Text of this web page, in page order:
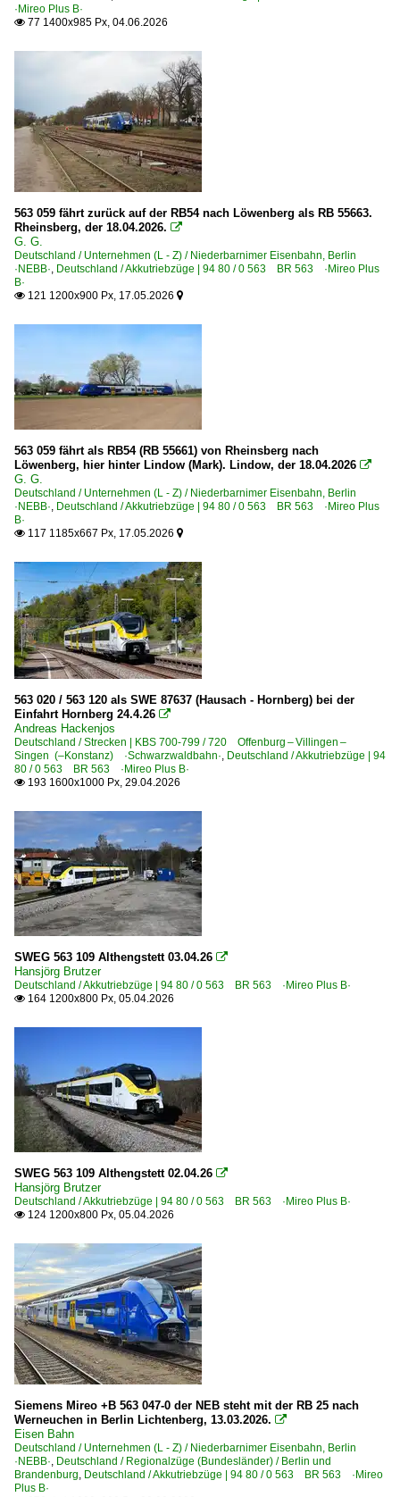
Niederbarnimer Eisenbahn, Berlin ·NEBB·
Südwestdeutsche Landesverkehrs-AG, Lahr ·SWEG·
·Mireo Plus B·
 77 1400x985 Px, 04.06.2026
563 059 fährt zurück auf der RB54 nach Löwenberg als RB 55663.
Rheinsberg, der 18.04.2026. 
G. G.
Deutschland / Unternehmen (L - Z) / Niederbarnimer Eisenbahn, Berlin
·NEBB·, Deutschland / Akkutriebzüge | 94 80 / 0 563 BR 563 ·Mireo Plus
B·
 121 1200x900 Px, 17.05.2026 
563 059 fährt als RB54 (RB 55661) von Rheinsberg nach
Löwenberg, hier hinter Lindow (Mark). Lindow, der 18.04.2026 
G. G.
Deutschland / Unternehmen (L - Z) / Niederbarnimer Eisenbahn, Berlin
·NEBB·, Deutschland / Akkutriebzüge | 94 80 / 0 563 BR 563 ·Mireo Plus
B·
 117 1185x667 Px, 17.05.2026 
563 020 / 563 120 als SWE 87637 (Hausach - Hornberg) bei der
Einfahrt Hornberg 24.4.26 
Andreas Hackenjos
Deutschland / Strecken | KBS 700-799 / 720 Offenburg – Villingen –
Singen (–Konstanz) ·Schwarzwaldbahn·, Deutschland / Akkutriebzüge | 94
80 / 0 563 BR 563 ·Mireo Plus B·
 193 1600x1000 Px, 29.04.2026
SWEG 563 109 Althengstett 03.04.26 
Hansjörg Brutzer
Deutschland / Akkutriebzüge | 94 80 / 0 563 BR 563 ·Mireo Plus B·
 164 1200x800 Px, 05.04.2026
SWEG 563 109 Althengstett 02.04.26 
Hansjörg Brutzer
Deutschland / Akkutriebzüge | 94 80 / 0 563 BR 563 ·Mireo Plus B·
 124 1200x800 Px, 05.04.2026
Siemens Mireo +B 563 047-0 der NEB steht mit der RB 25 nach
Werneuchen in Berlin Lichtenberg, 13.03.2026. 
Eisen Bahn
Deutschland / Unternehmen (L - Z) / Niederbarnimer Eisenbahn, Berlin
·NEBB·, Deutschland / Regionalzüge (Bundesländer) / Berlin und
Brandenburg, Deutschland / Akkutriebzüge | 94 80 / 0 563 BR 563 ·Mireo
Plus B·